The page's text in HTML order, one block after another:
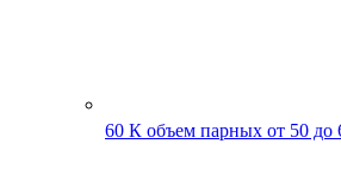
60 К объем парных от 50 до